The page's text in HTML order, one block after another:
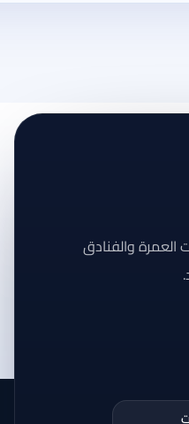
العمرة والفنادق